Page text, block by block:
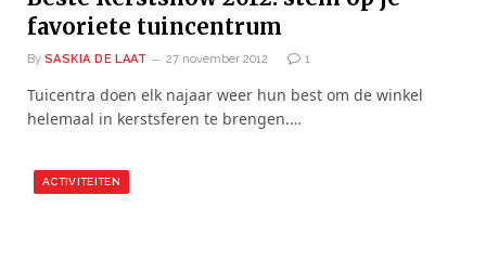
favoriete tuincentrum
By SASKIA DE LAAT 27 november 2012 1
Tuicentra doen elk najaar weer hun best om de winkel
helemaal in kerstsferen te brengen.…
ACTIVITEITEN